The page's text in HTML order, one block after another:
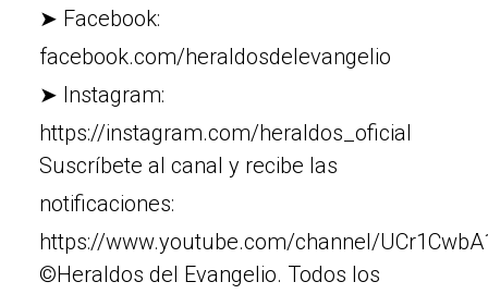
➤ Facebook:
facebook.com/heraldosdelevangelio
➤ Instagram:
https://instagram.com/heraldos_oficial
Suscríbete al canal y recibe las
notificaciones:
https://www.youtube.com/channel/
©Heraldos del Evangelio. Todos los